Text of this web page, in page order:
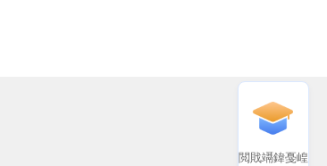
閲戝竵鍏戞崲